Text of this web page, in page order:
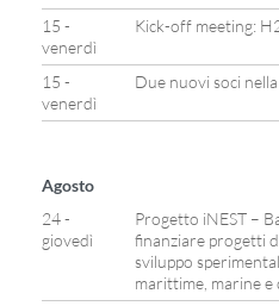
15 -
venerdì
Kick-off meeting:
15 -
venerdì
Due nuovi soci
Agosto
24 -
giovedì
Progetto iNEST –
finanziare progetti
sviluppo
marittime, marine